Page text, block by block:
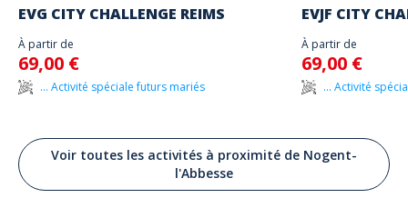
EVG CITY CHALLENGE REIMS
À partir de
69,00 €
... Activité spéciale futurs mariés
EVJF CITY
À partir de
69,00 €
... Activité
Voir toutes les activités à proximité de Nogent-
l'Abbesse